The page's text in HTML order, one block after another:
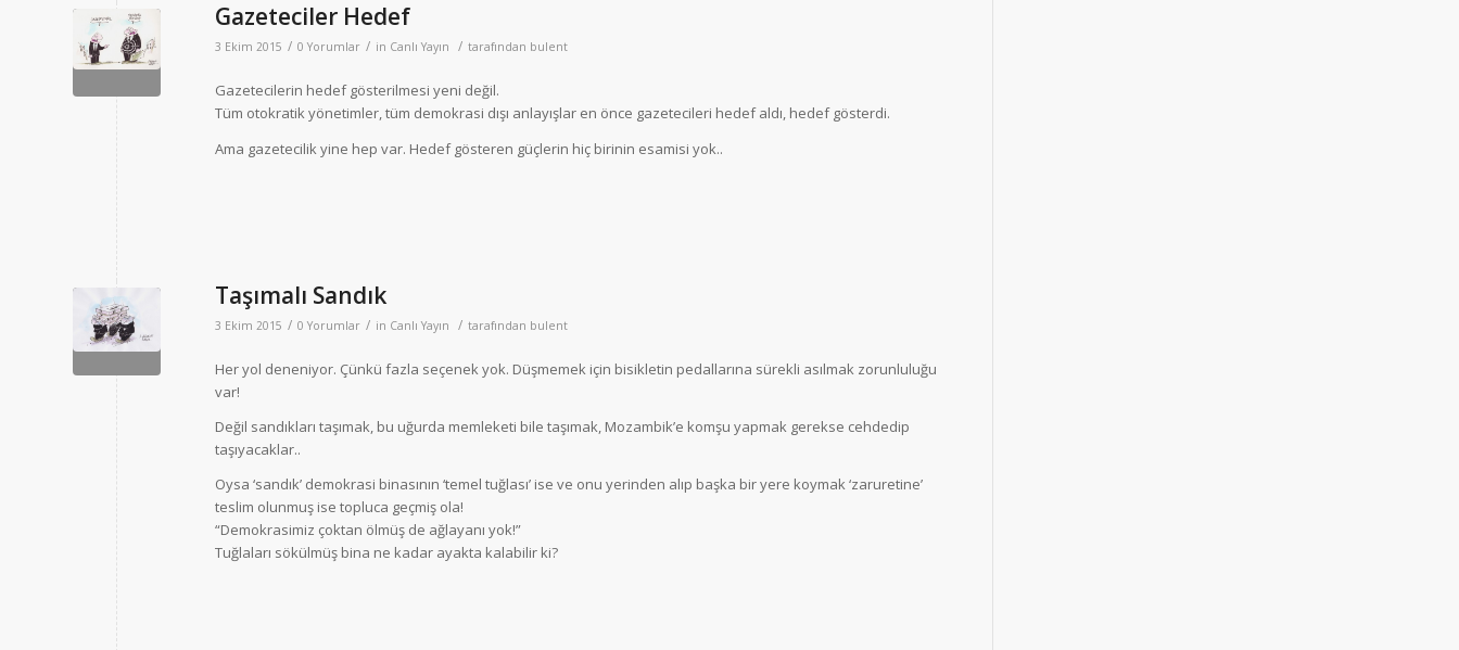
Gazeteciler Hedef
3 Ekim 2015 / 0 Yorumlar / in Canlı Yayın / tarafından bulent
Gazetecilerin hedef gösterilmesi yeni değil.
Tüm otokratik yönetimler, tüm demokrasi dışı anlayışlar en önce gazetecileri hedef aldı, hedef gösterdi.
Ama gazetecilik yine hep var. Hedef gösteren güçlerin hiç birinin esamisi yok..
Taşımalı Sandık
3 Ekim 2015 / 0 Yorumlar / in Canlı Yayın / tarafından bulent
Her yol deneniyor. Çünkü fazla seçenek yok. Düşmemek için bisikletin pedallarına sürekli asılmak zorunluluğu
var!
Değil sandıkları taşımak, bu uğurda memleketi bile taşımak, Mozambik’e komşu yapmak gerekse cehdedip
taşıyacaklar..
Oysa ‘sandık’ demokrasi binasının ‘temel tuğlası’ ise ve onu yerinden alıp başka bir yere koymak ‘zaruretine’
teslim olunmuş ise topluca geçmiş ola!
“Demokrasimiz çoktan ölmüş de ağlayanı yok!”
Tuğlaları sökülmüş bina ne kadar ayakta kalabilir ki?